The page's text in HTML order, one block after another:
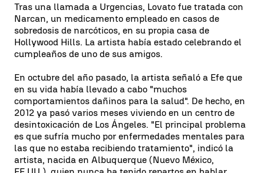
Tras una llamada a Urgencias, Lovato fue tratada con
Narcan, un medicamento empleado en casos de
sobredosis de narcóticos, en su propia casa de
Hollywood Hills. La artista había estado celebrando el
cumpleaños de uno de sus amigos.
En octubre del año pasado, la artista señaló a Efe que
en su vida había llevado a cabo "muchos
comportamientos dañinos para la salud". De hecho, en
2012 ya pasó varios meses viviendo en un centro de
desintoxicación de Los Ángeles. "El principal problema
es que sufría mucho por enfermedades mentales para
las que no estaba recibiendo tratamiento", indicó la
artista, nacida en Albuquerque (Nuevo México,